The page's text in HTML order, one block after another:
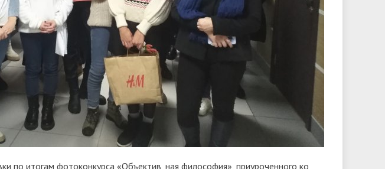
по итогам фотоконкурса «Объектив_ная философия», приуроченного ко